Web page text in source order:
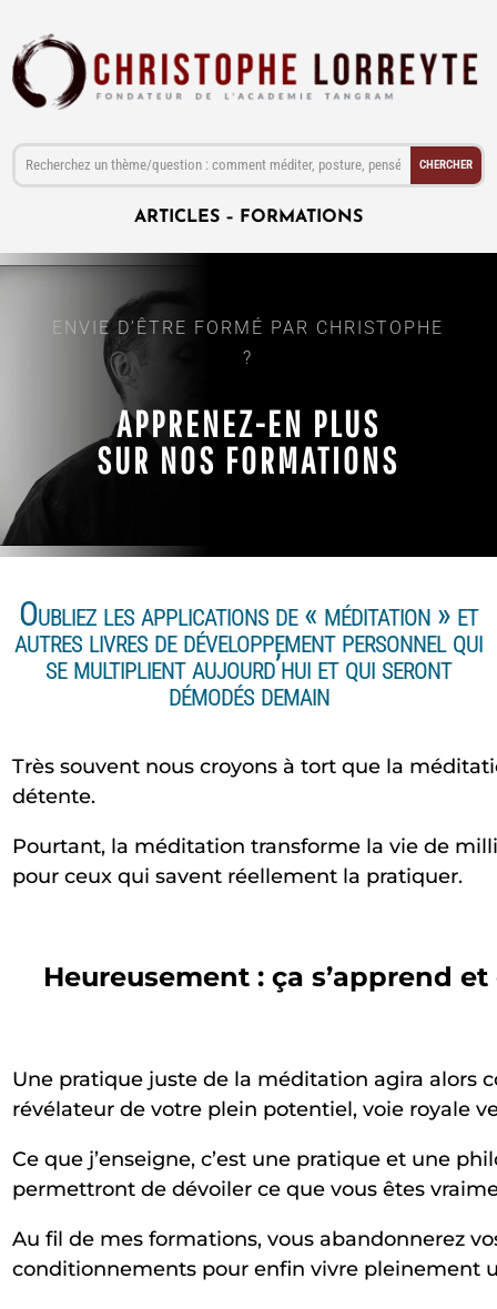
ARTICLES – FORMATIONS
ENVIE D’ÊTRE FORMÉ PAR CHRISTOPHE
?
APPRENEZ-EN PLUS
SUR NOS FORMATIONS
Oubliez les applications de « méditation » et
autres livres de développement personnel qui
se multiplient aujourd’hui et qui seront
démodés demain
Très souvent nous croyons à tort que la
détente.
Pourtant, la méditation transforme la vie de
pour ceux qui savent réellement la pratiquer.
Heureusement : ça s’apprend
Une pratique juste de la méditation agira alors
révélateur de votre plein potentiel, voie royale
Ce que j’enseigne, c’est une pratique et une
permettront de dévoiler ce que vous êtes
Au fil de mes formations, vous abandonnerez
conditionnements pour enfin vivre pleinement